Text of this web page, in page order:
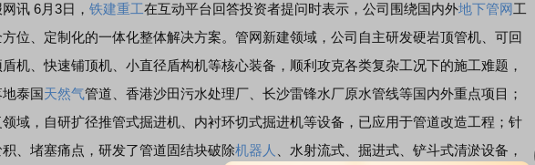
6月3日， 铁建重工在互动平台回答投资者提问时表示，公司围绕国内外地下管网 工
位、定制化的一体化整体解决方案。管网新建领域，公司自主研发硬岩顶管机、可回
机、快速铺顶机、小直径盾构机等核心装备，顺利攻克各类复杂工况下的施工难题，
泰国天然气管道、香港沙田污水处理厂、长沙雷锋水厂原水管线等国内外重点项目；
域，自研扩径推管式掘进机、内衬环切式掘进机等设备，已应用于管道改造工程；针
、堵塞痛点，研发了管道固结块破除机器人
、水射流式、掘进式、铲斗式清淤设备，